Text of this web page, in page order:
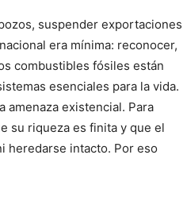
suspender exportaciones
era mínima: reconocer,
combustibles fósiles están
esenciales para la vida.
amenaza existencial. Para
su riqueza es finita y que el
heredarse intacto. Por eso